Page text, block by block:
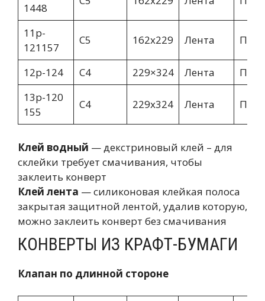
1448
11p-
121157
C5 162х229 Лента
12p-124 C4 229×324 Лента
13p-120
155
C4 229х324 Лента
Клей водный — декстриновый клей – для
склейки требует смачивания, чтобы
заклеить конверт
Клей лента — силиконовая клейкая полоса
закрытая защитной лентой, удалив которую,
можно заклеить конверт без смачивания
КОНВЕРТЫ ИЗ КРАФТ-БУМАГИ
Клапан по длинной стороне